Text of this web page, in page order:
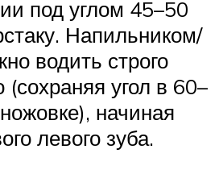
под углом 45–50
Напильником/
водить строго
(сохраняя угол в 60–
начиная
левого зуба.